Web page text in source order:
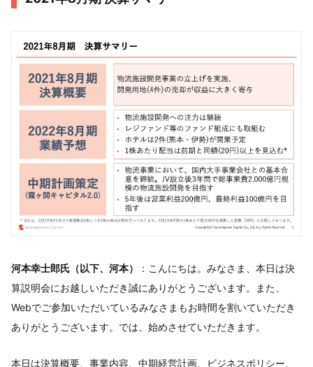
河本幸士郎氏（以下、河本）
：こんにちは。みなさま、本日は決
算説明会にお越しいただき誠にありがとうございます。また、
Webでご参加いただいているみなさまもお時間を割いていただき
ありがとうございます。では、始めさせていただきます。
本日は決算概要、事業内容、中期経営計画、ビジネスポリシー、